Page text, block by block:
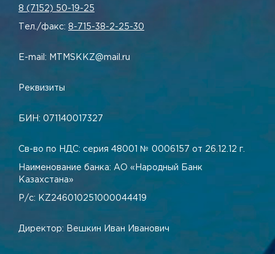
8 (7152) 50-19-25
Тел./факс: 8-715-38-2-25-30
E-mail: MTMSKKZ@mail.ru
Реквизиты
БИН: 071140017327
Св-во по НДС: серия 48001 № 0006157 от 26.12.12 г.
Наименование банка: АО «Народный Банк
Казахстана»
Р/с: KZ246010251000044419
Директор: Вешкин Иван Иванович